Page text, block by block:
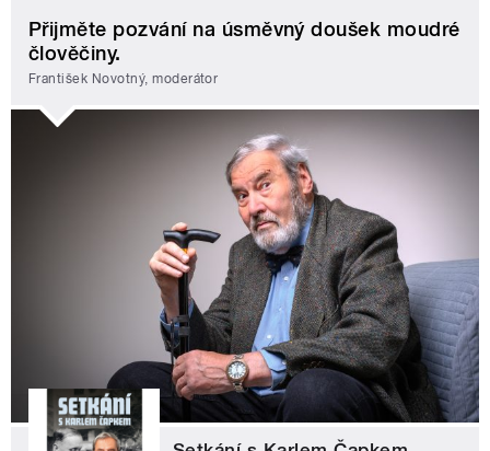
Přijměte pozvání na úsměvný doušek moudré
člověčiny.
František Novotný, moderátor